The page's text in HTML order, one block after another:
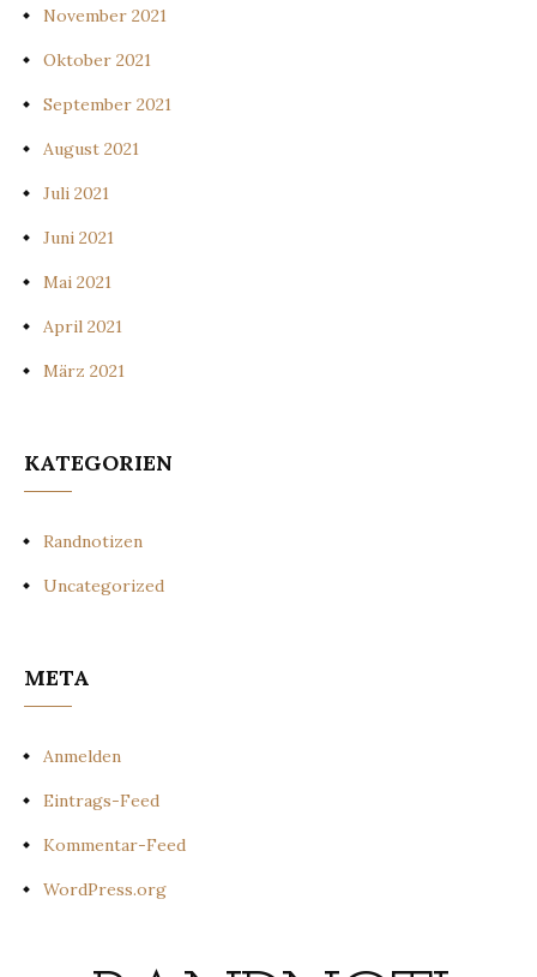
November 2021
Oktober 2021
September 2021
August 2021
Juli 2021
Juni 2021
Mai 2021
April 2021
März 2021
KATEGORIEN
Randnotizen
Uncategorized
META
Anmelden
Eintrags-Feed
Kommentar-Feed
WordPress.org